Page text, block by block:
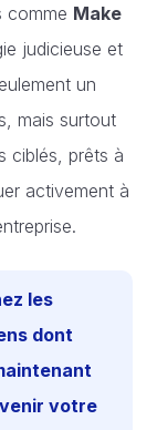
comme Make
judicieuse et
un
mais surtout
ciblés, prêts à
activement à
les
dont
votre